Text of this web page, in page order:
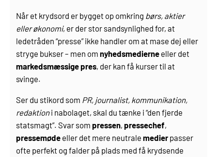
Når et krydsord er bygget op omkring børs, aktier
eller økonomi, er der stor sandsynlighed for, at
ledetråden “presse” ikke handler om at mase dej eller
stryge bukser – men omnyhedsmedierne eller det
markeds­mæssige pres, der kan få kurser til at
svinge.
Ser du stikord som PR, journalist, kommunikation,
redaktioni nabolaget, skal du tænke i “den fjerde
statsmagt”. Svar som pressen, pressechef,
pressemøde eller det mere neutralemedierpasser
ofte perfekt og falder på plads med få krydsende